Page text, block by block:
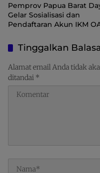
Pemprov Papua Barat
Gelar Sosialisasi dan
Pendaftaran Akun IKM
Tinggalkan
Alamat email Anda tidak
ditandai *